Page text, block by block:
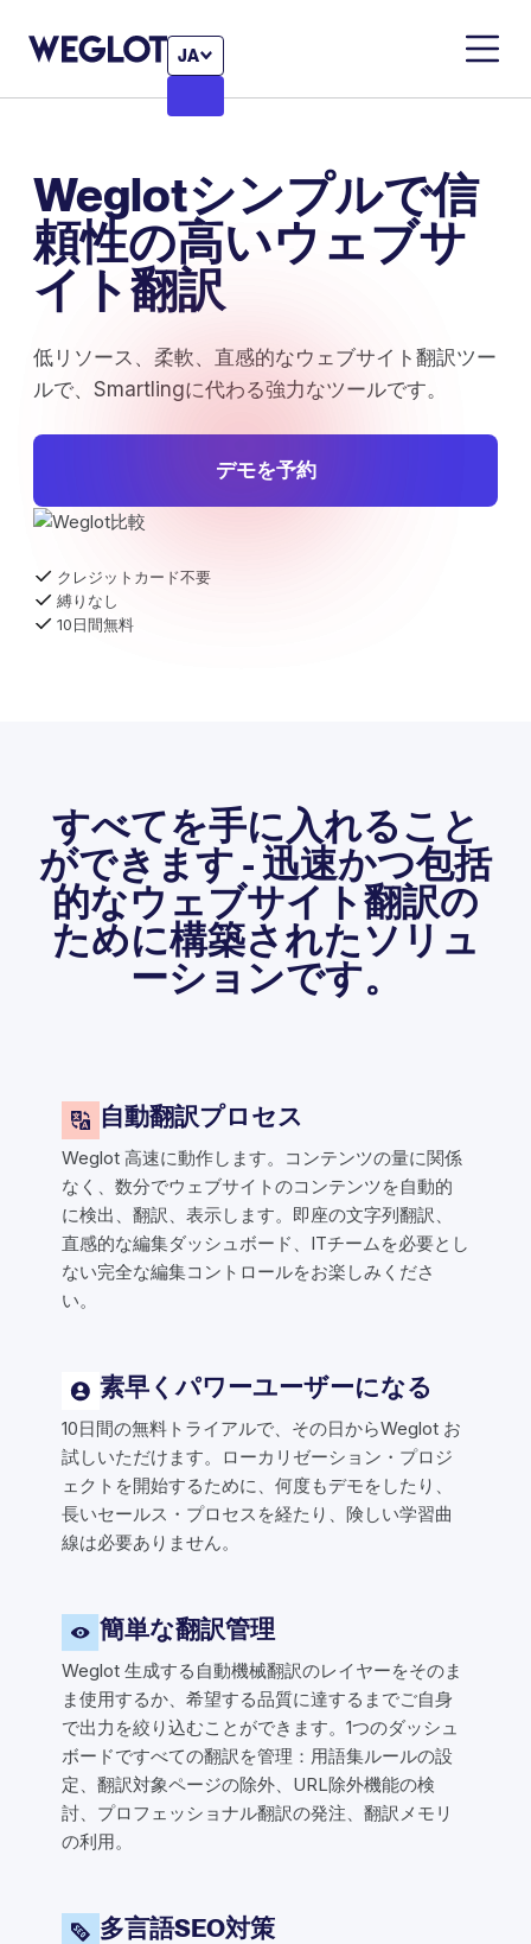
JA
Weglotシンプルで信
頼性の高いウェブサ
イト翻訳
低リソース、柔軟、直感的なウェブサイト翻訳ツー
ルで、Smartlingに代わる強力なツールです。
デモを予約
クレジットカード不要
縛りなし
10日間無料
すべてを手に入れること
ができます - 迅速かつ包括
的なウェブサイト翻訳の
ために構築されたソリュ
ーションです。
自動翻訳プロセス
Weglot 高速に動作します。コンテンツの量に関係
なく、数分でウェブサイトのコンテンツを自動的
に検出、翻訳、表示します。即座の文字列翻訳、
直感的な編集ダッシュボード、ITチームを必要とし
ない完全な編集コントロールをお楽しみくださ
い。
素早くパワーユーザーになる
10日間の無料トライアルで、その日からWeglot お
試しいただけます。ローカリゼーション・プロジ
ェクトを開始するために、何度もデモをしたり、
長いセールス・プロセスを経たり、険しい学習曲
線は必要ありません。
簡単な翻訳管理
Weglot 生成する自動機械翻訳のレイヤーをそのま
ま使用するか、希望する品質に達するまでご自身
で出力を絞り込むことができます。1つのダッシュ
ボードですべての翻訳を管理：用語集ルールの設
定、翻訳対象ページの除外、URL除外機能の検
討、プロフェッショナル翻訳の発注、翻訳メモリ
の利用。
多言語SEO対策